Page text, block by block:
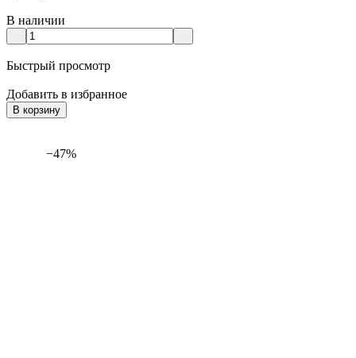
В наличии
Быстрый просмотр
Добавить в избранное
В корзину
−47%